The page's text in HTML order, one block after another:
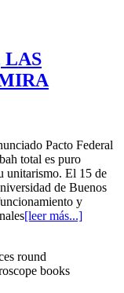
LAS
Pacto Federal
total es puro
unitarismo. El 15 de
de Buenos
y
[leer más...]
round
books